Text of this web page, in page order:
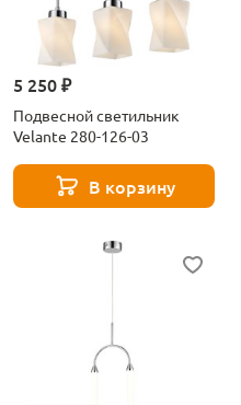
5 250 ₽
Подвесной светильник
Velante 280-126-03
В корзину